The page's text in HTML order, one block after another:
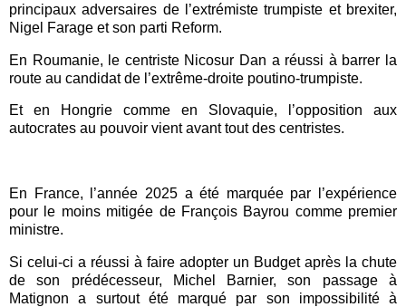
principaux adversaires de l’extrémiste trumpiste et brexiter,
Nigel Farage et son parti Reform.
En Roumanie, le centriste Nicosur Dan a réussi à barrer la
route au candidat de l’extrême-droite poutino-trumpiste.
Et en Hongrie comme en Slovaquie, l’opposition aux
autocrates au pouvoir vient avant tout des centristes.
En France, l’année 2025 a été marquée par l’expérience
pour le moins mitigée de François Bayrou comme premier
ministre.
Si celui-ci a réussi à faire adopter un Budget après la chute
de son prédécesseur, Michel Barnier, son passage à
Matignon a surtout été marqué par son impossibilité à